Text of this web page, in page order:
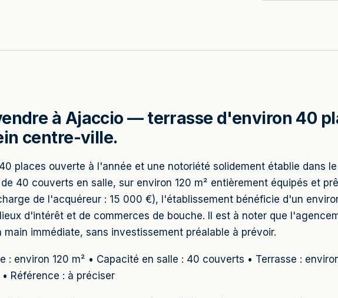
à Ajaccio — terrasse d'environ 40
centre-ville.
places ouverte à l'année et une notoriété solidement établie dans
40 couverts en salle, sur environ 120 m² entièrement équipés et
de l'acquéreur : 15 000 €), l'établissement bénéficie d'un
d'intérêt et de commerces de bouche. Il est à noter que
immédiate, sans investissement préalable à prévoir.
: environ 120 m² • Capacité en salle : 40 couverts • Terrasse :
Référence : à préciser